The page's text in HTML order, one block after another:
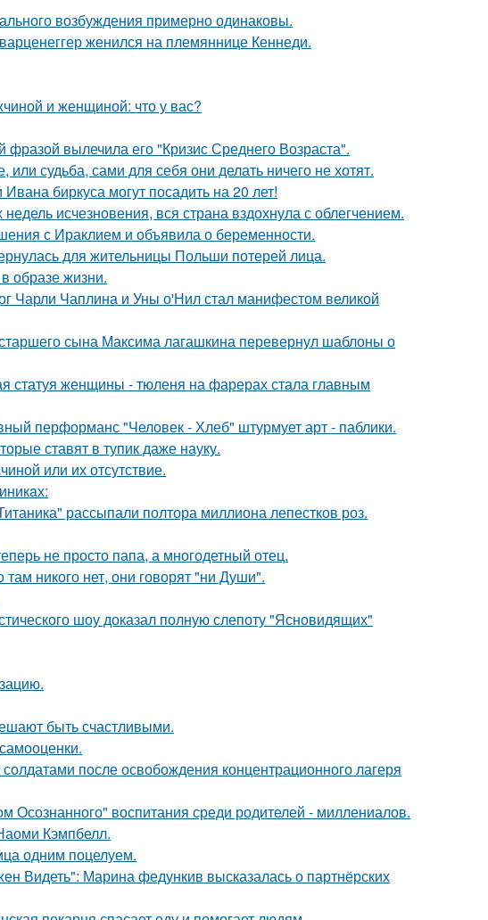
возбуждения примерно одинаковы.
женился на племяннице Кеннеди.
и женщиной: что у вас?
вылечила его "Кризис Среднего Возраста".
судьба, сами для себя они делать ничего не хотят.
биркуса могут посадить на 20 лет!
исчезновения, вся страна вздохнула с облегчением.
с Ираклием и объявила о беременности.
для жительницы Польши потерей лица.
образе жизни.
Чарли Чаплина и Уны о'Нил стал манифестом великой
сына Максима лагашкина перевернул шаблоны о
статуя женщины - тюленя на фарерах стала главным
перформанс "Человек - Хлеб" штурмует арт - паблики.
ставят в тупик даже науку.
или их отсутствие.
рассыпали полтора миллиона лепестков роз.
не просто папа, а многодетный отец.
там никого нет, они говорят "ни Души".
шоу доказал полную слепоту "Ясновидящих"
быть счастливыми.
после освобождения концентрационного лагеря
Осознанного" воспитания среди родителей - миллениалов.
Кэмпбелл.
одним поцелуем.
Видеть": Марина федункив высказалась о партнёрских